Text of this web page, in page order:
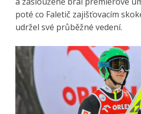
poté co Faletič zajišťovacím
udržel své průběžné vedení.